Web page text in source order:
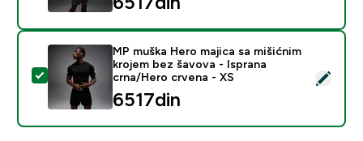
Select this product - MP muška Hero majica sa
MP muška Hero majica sa mišićnim
krojem bez šavova - Isprana
crna/Hero crvena - XS
6517din‎